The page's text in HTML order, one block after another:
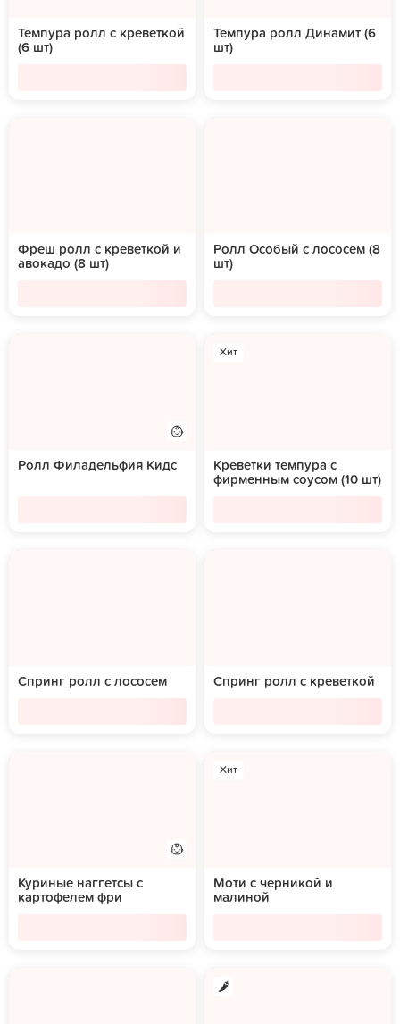
Темпура ролл с креветкой
(6 шт)
Темпура ролл Динамит (6
шт)
Фреш ролл с креветкой и
авокадо (8 шт)
Ролл Особый с лососем (8
шт)
Ролл Филадельфия Кидс
Хит
Креветки темпура с
фирменным соусом (10 шт)
Спринг ролл с лососем Спринг ролл с креветкой
Куриные наггетсы с
картофелем фри
Хит
Моти с черникой и
малиной